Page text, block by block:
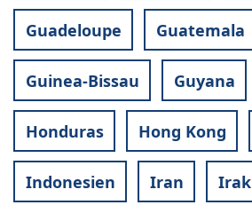
Guadeloupe Guatemala
Guinea-Bissau Guyana
Honduras Hong Kong
Indonesien Iran Irak